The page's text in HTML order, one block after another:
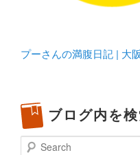
プーさんの満腹日記 | 大
ブログ内を
Search